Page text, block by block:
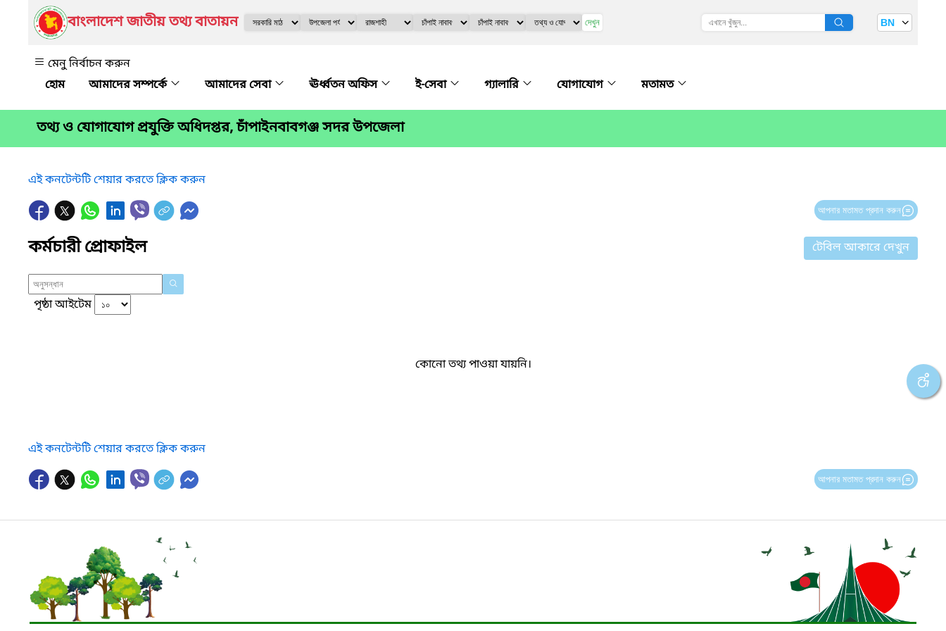
বাংলাদেশ জাতীয় তথ্য বাতায়ন দেখুন BN
মেনু নির্বাচন করুন
আমাদের সম্পর্কে
আমাদের সেবা ঊর্ধ্বতন অফিস ই-সেবা গ্যালারি যোগাযোগ মতামত
তথ্য ও যোগাযোগ প্রযুক্তি অধিদপ্তর, চাঁপাইনবাবগঞ্জ সদর উপজেলা
এই কনটেন্টটি শেয়ার করতে ক্লিক করুন
আপনার মতামত প্রদান করুন
কর্মচারী প্রোফাইল টেবিল আকারে দেখুন
পৃষ্ঠা আইটেম
কোনো তথ্য পাওয়া যায়নি।
এই কনটেন্টটি শেয়ার করতে ক্লিক করুন
আপনার মতামত প্রদান করুন